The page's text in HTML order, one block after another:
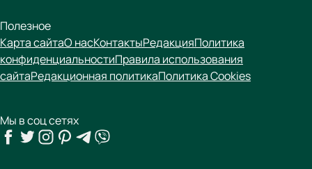
Полезное
Карта сайтаО насКонтактыРедакцияПолитика
конфиденциальностиПравила использования
сайтаРедакционная политикаПолитика Cookies
Мы в соц сетях